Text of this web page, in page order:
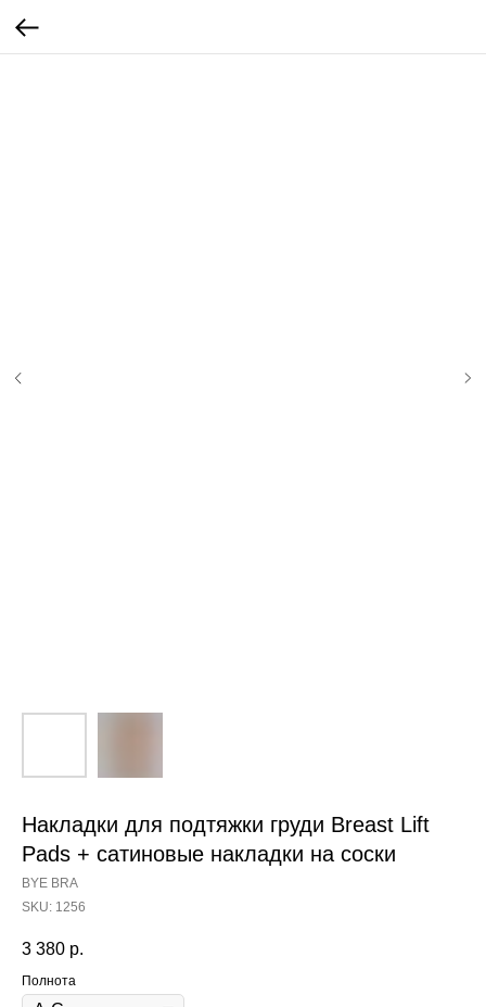
Накладки для подтяжки груди Breast Lift
Pads + сатиновые накладки на соски
BYE BRA
SKU: 1256
3 380 р.
Полнота